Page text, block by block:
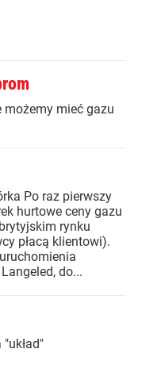
możemy mieć gazu
Po raz pierwszy
hurtowe ceny gazu
rynku
płacą klientowi).
do...